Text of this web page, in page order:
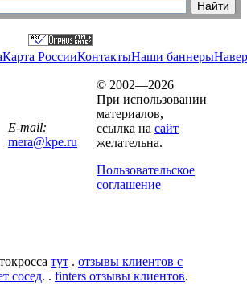
Карта РоссииКонтактыНаши баннеры
E-mail:
mera@kpe.ru
© 2002—2026
При использовании
материалов,
ссылка на сайт
желательна.
Пользовательское
соглашение
тут . отзывы клиентов с
сосед. . finters отзывы клиентов.